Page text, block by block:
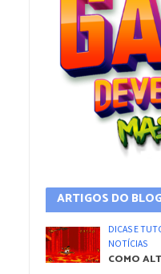
ARTIGOS DO
DICAS E
NOTÍCIAS
COMO